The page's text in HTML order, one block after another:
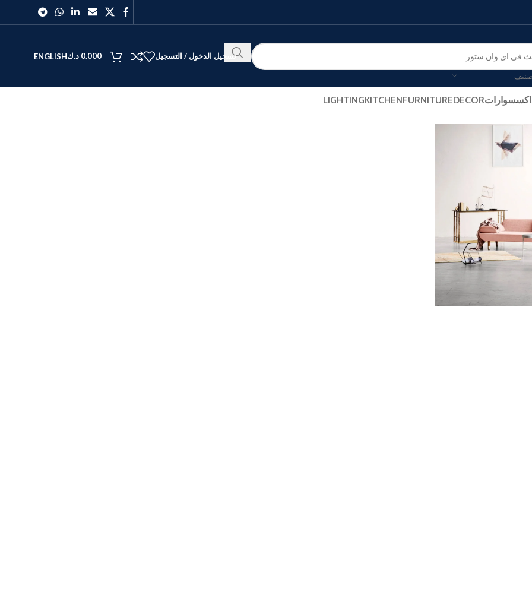
تسجيل الدخول / التسجيل 0.000 د.كENGLISH
اكسسواراتDECOR
FURNITURE
KITCHEN
LIGHTING